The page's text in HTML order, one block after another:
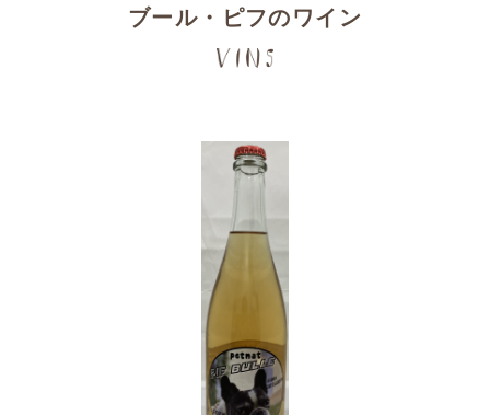
ブール・ピフのワイン